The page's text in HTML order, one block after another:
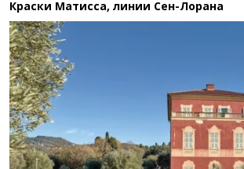
Краски Матисса, линии Сен-Лорана